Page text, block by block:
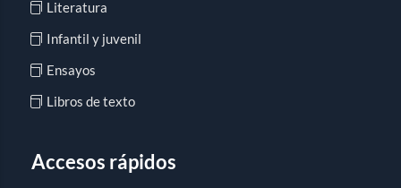
Literatura
Infantil y juvenil
Ensayos
Libros de texto
Accesos rápidos